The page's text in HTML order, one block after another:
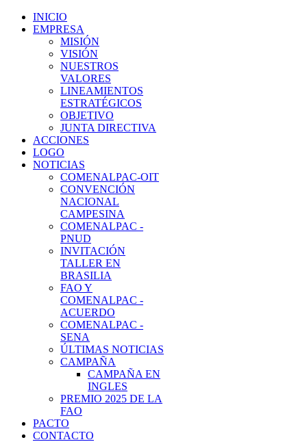
INICIO
EMPRESA
MISIÓN
VISIÓN
NUESTROS
VALORES
LINEAMIENTOS
ESTRATÉGICOS
OBJETIVO
JUNTA DIRECTIVA
ACCIONES
LOGO
NOTICIAS
COMENALPAC-OIT
CONVENCIÓN
NACIONAL
CAMPESINA
COMENALPAC -
PNUD
INVITACIÓN
TALLER EN
BRASILIA
FAO Y
COMENALPAC -
ACUERDO
COMENALPAC -
SENA
ÚLTIMAS NOTICIAS
CAMPAÑA
CAMPAÑA EN
INGLES
PREMIO 2025 DE LA
FAO
PACTO
CONTACTO